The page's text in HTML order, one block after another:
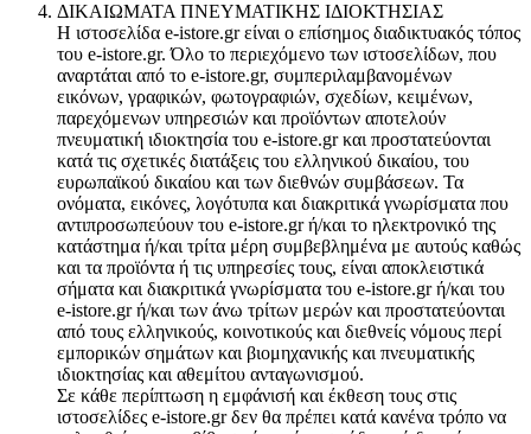
ΔΙΚΑΙΩΜΑΤΑ ΠΝΕΥΜΑΤΙΚΗΣ ΙΔΙΟΚΤΗΣΙΑΣ
Η ιστοσελίδα e-istore.gr είναι ο επίσημος διαδικτυακός τόπος
του e-istore.gr. Όλο το περιεχόμενο των ιστοσελίδων, που
αναρτάται από το e-istore.gr, συμπεριλαμβανομένων
εικόνων, γραφικών, φωτογραφιών, σχεδίων, κειμένων,
παρεχόμενων υπηρεσιών και προϊόντων αποτελούν
πνευματική ιδιοκτησία του e-istore.gr και προστατεύονται
κατά τις σχετικές διατάξεις του ελληνικού δικαίου, του
ευρωπαϊκού δικαίου και των διεθνών συμβάσεων. Τα
ονόματα, εικόνες, λογότυπα και διακριτικά γνωρίσματα που
αντιπροσωπεύουν του e-istore.gr ή/και το ηλεκτρονικό της
κατάστημα ή/και τρίτα μέρη συμβεβλημένα με αυτούς καθώς
και τα προϊόντα ή τις υπηρεσίες τους, είναι αποκλειστικά
σήματα και διακριτικά γνωρίσματα του e-istore.gr ή/και του
e-istore.gr ή/και των άνω τρίτων μερών και προστατεύονται
από τους ελληνικούς, κοινοτικούς και διεθνείς νόμους περί
εμπορικών σημάτων και βιομηχανικής και πνευματικής
ιδιοκτησίας και αθεμίτου ανταγωνισμού.
Σε κάθε περίπτωση η εμφάνισή και έκθεση τους στις
ιστοσελίδες e-istore.gr δεν θα πρέπει κατά κανένα τρόπο να